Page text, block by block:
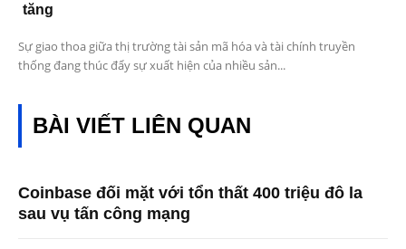
tăng
Sự giao thoa giữa thị trường tài sản mã hóa và tài chính truyền
thống đang thúc đẩy sự xuất hiện của nhiều sản...
BÀI VIẾT LIÊN QUAN
Coinbase đối mặt với tổn thất 400 triệu đô la
sau vụ tấn công mạng